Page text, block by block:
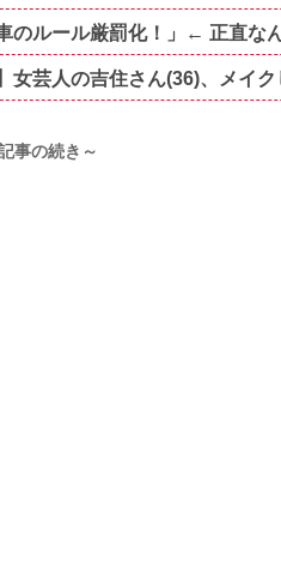
車のルール厳罰化！」← 正直な
女芸人の吉住さん(36)、メイ
事の続き～